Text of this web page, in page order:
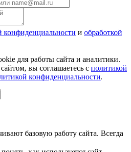
конфиденциальности и обработкой
для работы сайта и аналитики.
вы соглашаетесь с политикой
конфиденциальности.
базовую работу сайта. Всегда